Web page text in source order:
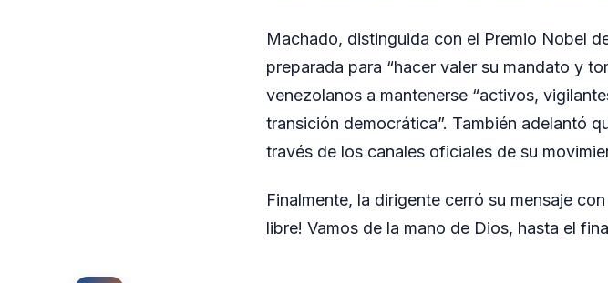
Machado, distinguida con el Premio Nobel
preparada para “hacer valer su mandato y
venezolanos a mantenerse “activos,
transición democrática”. También adelantó
través de los canales oficiales de su
Finalmente, la dirigente cerró su mensaje
libre! Vamos de la mano de Dios, hasta el